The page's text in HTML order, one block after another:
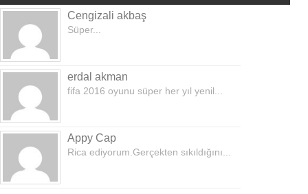
Cengizali akbaş
Süper...
erdal akman
fifa 2016 oyunu süper her yıl yenil...
Appy Cap
Rica ediyorum.Gerçekten sıkıldığını...